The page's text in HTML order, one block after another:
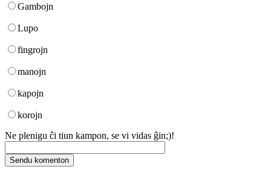
Gambojn
Lupo
fingrojn
manojn
kapojn
korojn
Ne plenigu ĉi tiun kampon, se vi vidas ĝin;)!